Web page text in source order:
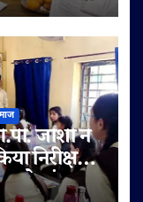
जोशी ने
निरीक्षण,
के मंत्र